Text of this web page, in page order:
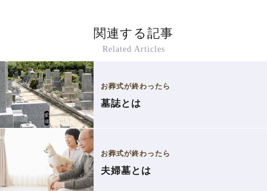
関連する記事
Related Articles
お葬式が終わったら
墓誌とは
お葬式が終わったら
夫婦墓とは